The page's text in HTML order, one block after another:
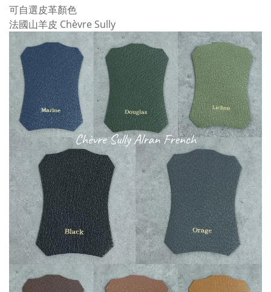
可自選皮革顏色
法國山羊皮 Chèvre Sully